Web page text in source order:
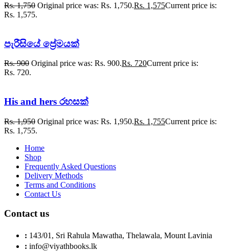
Rs.1,750 Original price was: Rs. 1,750.Rs. 1,575Current price is:
Rs. 1,575.
පැරීසියේ ප්‍රේමයක්
Rs.900 Original price was: Rs. 900.Rs. 720Current price is:
Rs. 720.
His and hers රහසක්
Rs.1,950 Original price was: Rs. 1,950.Rs. 1,755Current price is:
Rs. 1,755.
Home
Shop
Frequently Asked Questions
Delivery Methods
Terms and Conditions
Contact Us
Contact us
: 143/01, Sri Rahula Mawatha, Thelawala, Mount Lavinia
: info@viyathbooks.lk